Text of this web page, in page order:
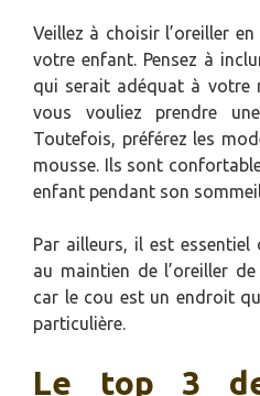
Veillez à choisir l’oreiller
votre enfant. Pensez à
qui serait adéquat à votre
vous vouliez prendre
Toutefois, préférez les
mousse. Ils sont
enfant pendant son sommeil.
Par ailleurs, il est essentiel
au maintien de l’oreiller
car le cou est un endroit
particulière.
Le top 3